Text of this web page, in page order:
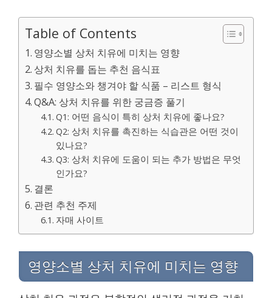
Table of Contents
영양소별 상처 치유에 미치는 영향
상처 치유를 돕는 추천 음식표
필수 영양소와 챙겨야 할 식품 – 리스트 형식
Q&A: 상처 치유를 위한 궁금증 풀기
Q1: 어떤 음식이 특히 상처 치유에 좋나요?
Q2: 상처 치유를 촉진하는 식습관은 어떤 것이
있나요?
Q3: 상처 치유에 도움이 되는 추가 방법은 무엇
인가요?
결론
관련 추천 주제
자매 사이트
영양소별 상처 치유에 미치는 영향